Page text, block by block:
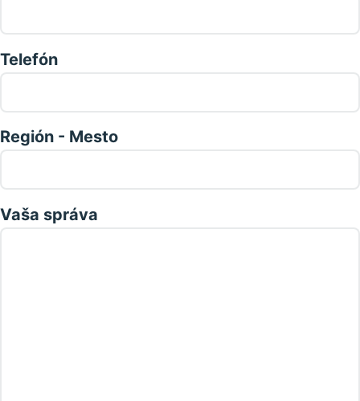
Telefón
Región - Mesto
Vaša správa